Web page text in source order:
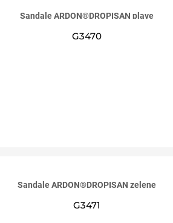
Sandale ARDON®DROPISAN plave
G3470
Sandale ARDON®DROPISAN zelene
G3471